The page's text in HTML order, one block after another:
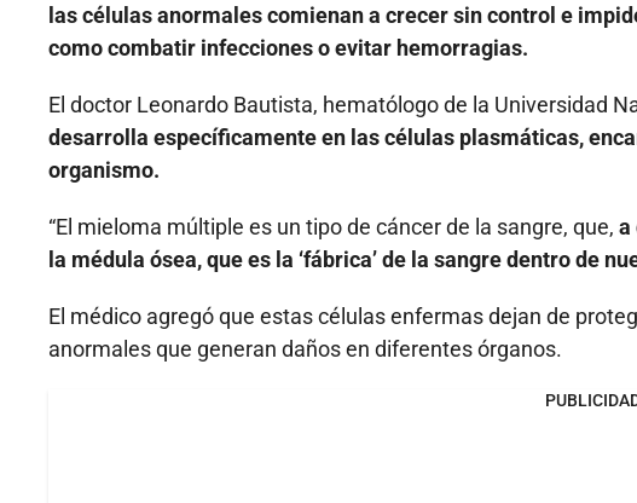
las células anormales comienan a crecer sin control e
como combatir infecciones o evitar hemorragias.
El doctor Leonardo Bautista, hematólogo de la Universidad
desarrolla específicamente en las células plasmáticas,
organismo.
“El mieloma múltiple es un tipo de cáncer de la sangre, que, a
la médula ósea, que es la ‘fábrica’ de la sangre dentro de
El médico agregó que estas células enfermas dejan de
anormales que generan daños en diferentes órganos.